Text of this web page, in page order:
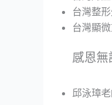
台灣整
台灣顯
感恩無
邱泳璋